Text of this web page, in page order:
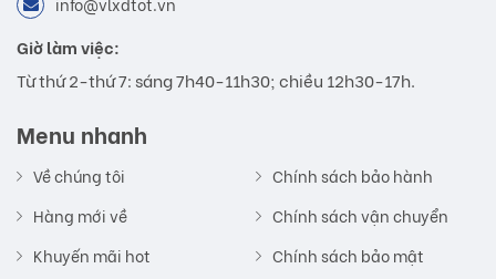
Giờ làm việc:
Từ thứ 2-thứ 7: sáng 7h40-11h30; chiều 12h30-17h.
Menu nhanh
Về chúng tôi
Hàng mới về
Khuyến mãi hot
Chính sách bảo hành
Chính sách vận chuyển
Chính sách bảo mật